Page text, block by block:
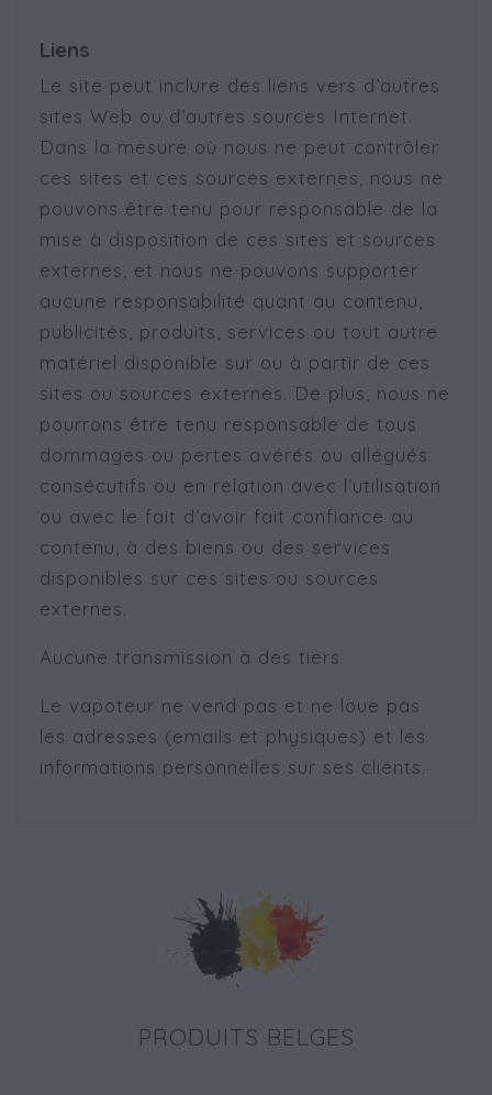
Liens
Le site peut inclure des liens vers d’autres
sites Web ou d’autres sources Internet.
Dans la mesure où nous ne peut contrôler
ces sites et ces sources externes, nous ne
pouvons être tenu pour responsable de la
mise à disposition de ces sites et sources
externes, et nous ne pouvons supporter
aucune responsabilité quant au contenu,
publicités, produits, services ou tout autre
matériel disponible sur ou à partir de ces
sites ou sources externes. De plus, nous ne
pourrons être tenu responsable de tous
dommages ou pertes avérés ou allégués
consécutifs ou en relation avec l’utilisation
ou avec le fait d’avoir fait confiance au
contenu, à des biens ou des services
disponibles sur ces sites ou sources
externes.
Aucune transmission à des tiers
Le vapoteur ne vend pas et ne loue pas
les adresses (emails et physiques) et les
informations personnelles sur ses clients.
PRODUITS BELGES